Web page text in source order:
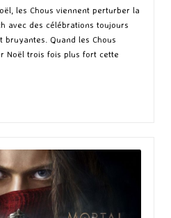
in
les Chous viennent perturber la
avec des célébrations toujours
Quand les Chous
Noël trois fois plus fort cette